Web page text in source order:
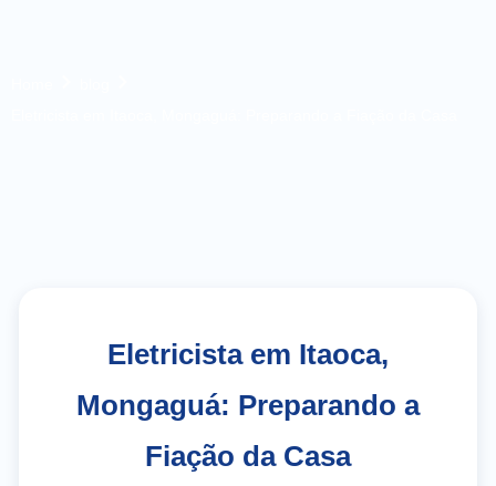
Eletricista em Itaoca,
Mongaguá: Preparando a
Fiação da Casa